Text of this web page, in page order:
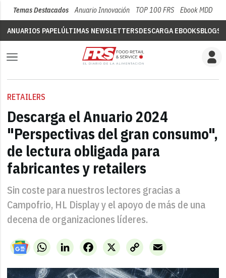
Temas Destacados Anuario Innovación TOP 100 FRS Ebook MDD
ANUARIOS PAPELÚLTIMAS NEWSLETTERSDESCARGA EBOOKSBLOGS
RETAILERS
Descarga el Anuario 2024
"Perspectivas del gran consumo",
de lectura obligada para
fabricantes y retailers
Sin coste para nuestros lectores gracias a
Campofrio, HL Display y el apoyo de más de una
decena de organizaciones líderes.
WhatsAppLinkedIn X
Facebook
Copy
Link
Email